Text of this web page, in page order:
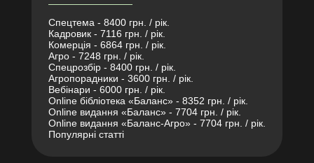
Спецтема - 8400 грн. / рік.
Кадровик - 7116 грн. / рік.
Комерція - 6864 грн. / рік.
Агро - 7248 грн. / рік.
Спецрозбір - 8400 грн. / рік.
Агропорадники - 3600 грн. / рік.
Вебінари - 6000 грн. / рік.
Online бібліотека «Баланс» - 8352 грн. / рік.
Online видання «Баланс» - 7704 грн. / рік.
Online видання «Баланс-Агро» - 7704 грн. / рік.
Популярні статті